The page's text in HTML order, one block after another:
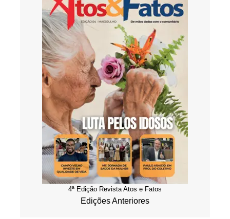
4ª Edição Revista Atos e Fatos
Edições Anteriores